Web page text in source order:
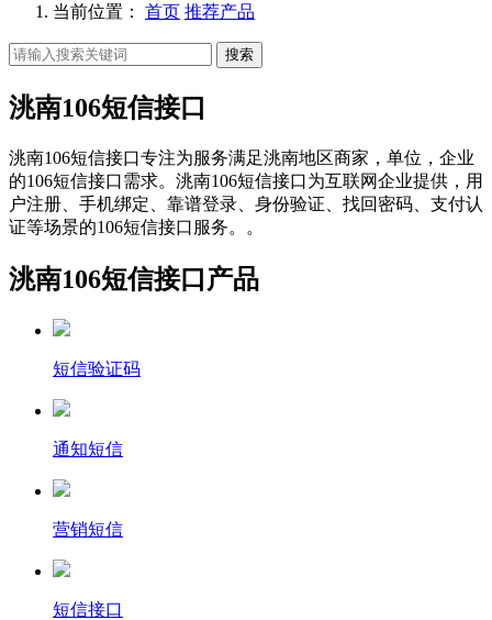
当前位置： 首页 推荐产品
搜索
洮南106短信接口
洮南106短信接口专注为服务满足洮南地区商家，单位，企业
的106短信接口需求。洮南106短信接口为互联网企业提供，用
户注册、手机绑定、靠谱登录、身份验证、找回密码、支付认
证等场景的106短信接口服务。。
洮南106短信接口产品
短信验证码
通知短信
营销短信
短信接口